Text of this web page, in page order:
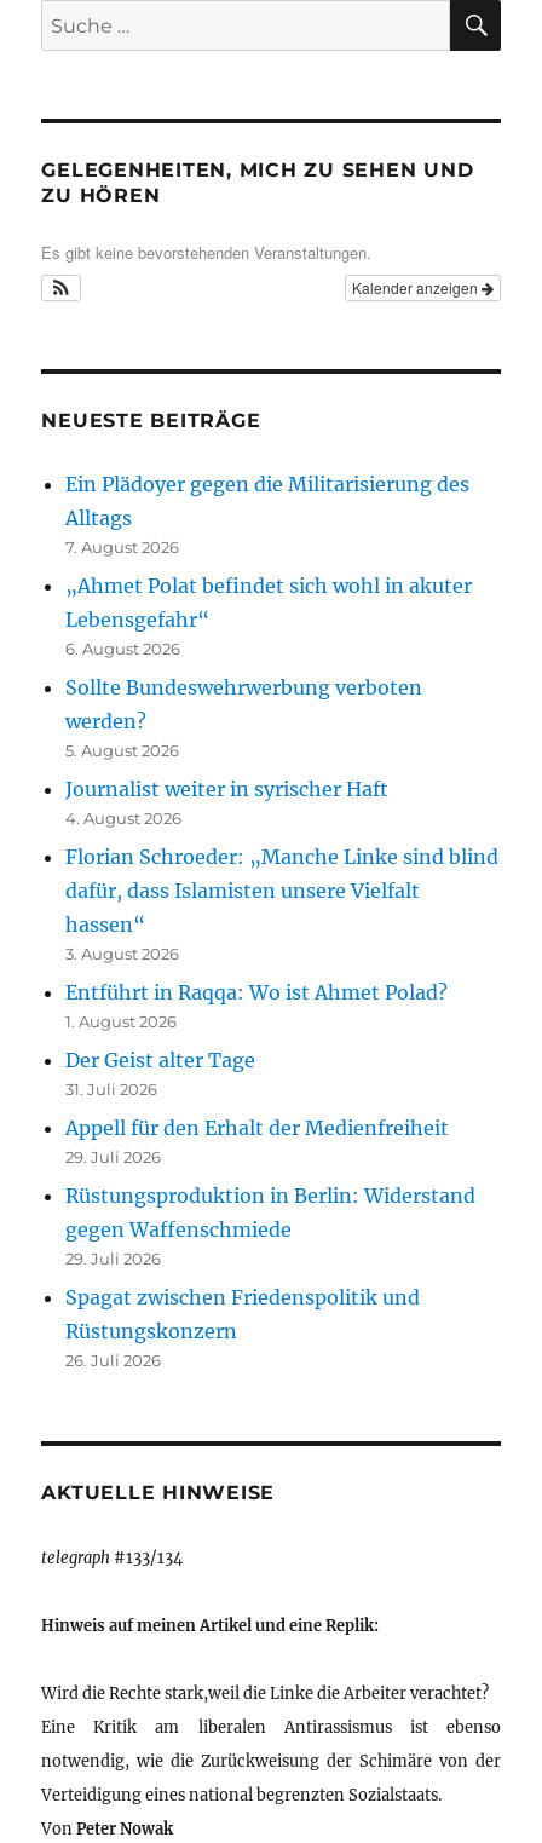
Suche
nach:
GELEGENHEITEN, MICH ZU SEHEN UND
ZU HÖREN
Es gibt keine bevorstehenden Veranstaltungen.
Kalender anzeigen
NEUESTE BEITRÄGE
Ein Plädoyer gegen die Militarisierung des
Alltags
7. August 2026
„Ahmet Polat befindet sich wohl in akuter
Lebensgefahr“
6. August 2026
Sollte Bundeswehrwerbung verboten
werden?
5. August 2026
Journalist weiter in syrischer Haft
4. August 2026
Florian Schroeder: „Manche Linke sind blind
dafür, dass Islamisten unsere Vielfalt
hassen“
3. August 2026
Entführt in Raqqa: Wo ist Ahmet Polad?
1. August 2026
Der Geist alter Tage
31. Juli 2026
Appell für den Erhalt der Medienfreiheit
29. Juli 2026
Rüstungsproduktion in Berlin: Widerstand
gegen Waffenschmiede
29. Juli 2026
Spagat zwischen Friedenspolitik und
Rüstungskonzern
26. Juli 2026
AKTUELLE HINWEISE
telegraph #133/134
Hinweis auf meinen Artikel und eine Replik:
Wird die Rechte stark,weil die Linke die Arbeiter verachtet?
Eine Kritik am liberalen Antirassismus ist ebenso
notwendig, wie die Zurückweisung der Schimäre von der
Verteidigung eines national begrenzten Sozialstaats.
VonPeter Nowak